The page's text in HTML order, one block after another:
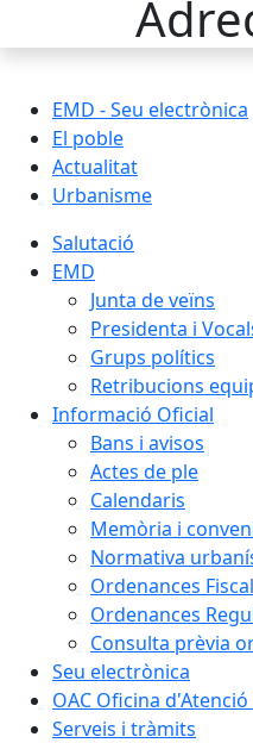
EMD - Seu electrònica
El poble
Actualitat
Urbanisme
Salutació
EMD
Junta de veïns
Presidenta i
Grups polítics
Retribucions
Informació Oficial
Bans i avisos
Actes de ple
Calendaris
Memòria i
Normativa
Ordenances
Ordenances
Consulta prèvia
Seu electrònica
OAC Oficina
Serveis i tràmits